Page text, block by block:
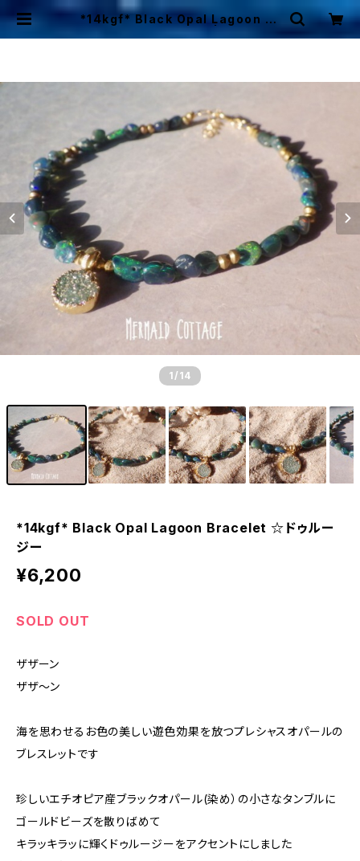
*14kgf* Black Opal Lagoon Br
acelet ☆ドゥルージー | Mermaid
1 /14
*14kgf* Black Opal Lagoon Bracelet ☆ドゥルー
ジー
¥6,200
SOLD OUT
ザザーン
ザザ〜ン
海を思わせるお色の美しい遊色効果を放つプレシャスオパールの
ブレスレットです
珍しいエチオピア産ブラックオパール(染め）の小さなタンブルに
ゴールドビーズを散りばめて
キラッキラッに輝くドゥルージーをアクセントにしました